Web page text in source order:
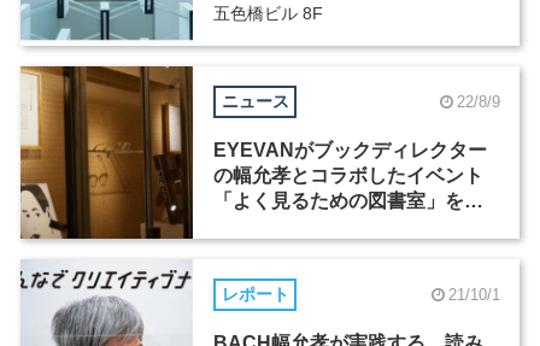
五色橋ビル 8F
ニュース 22/8/9
EYEVANがブックディレクター
の幅允孝とコラボしたイベント
「よく見るための図書室」を開
レポート 21/10/1